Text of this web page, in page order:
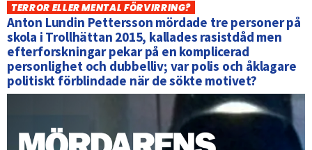
TERROR ELLER MENTAL FÖRVIRRING?
Anton Lundin Pettersson mördade tre personer på
skola i Trollhättan 2015, kallades rasistdåd men
efterforskningar pekar på en komplicerad
personlighet och dubbelliv; var polis och åklagare
politiskt förblindade när de sökte motivet?